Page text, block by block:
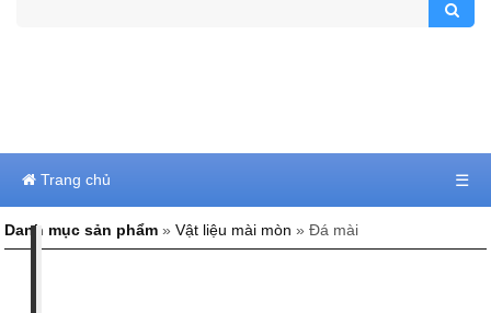
Trang chủ ☰
Danh mục sản phẩm »Vật liệu mài mòn » Đá mài